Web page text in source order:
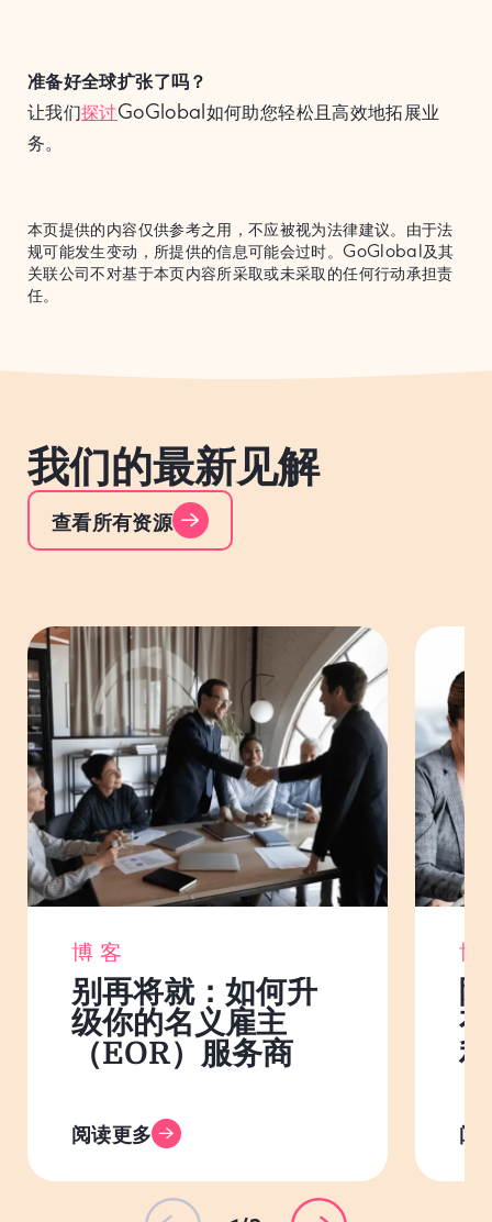
准备好全球扩张了吗？
让我们探讨GoGlobal如何助您轻松且高效地拓展业
务。
本页提供的内容仅供参考之用，不应被视为法律建议。由于法
规可能发生变动，所提供的信息可能会过时。GoGlobal及其
关联公司不对基于本页内容所采取或未采取的任何行动承担责
任。
我们的最新见解
查看所有资源
博客
别再将就：如何升
级你的名义雇主
（EOR）服务商
阅读更多 阅